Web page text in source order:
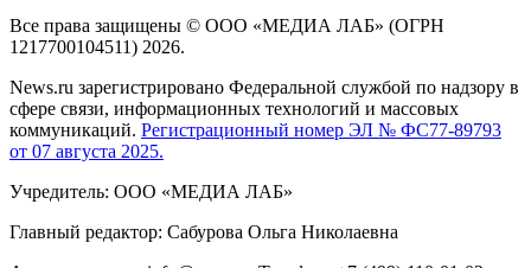
Все права защищены © ООО «МЕДИА ЛАБ» (ОГРН
1217700104511) 2026.
News.ru зарегистрировано Федеральной службой по надзору в
сфере связи, информационных технологий и массовых
коммуникаций. Регистрационный номер ЭЛ № ФС77-89793
от 07 августа 2025.
Учредитель: ООО «МЕДИА ЛАБ»
Главный редактор: Сабурова Ольга Николаевна